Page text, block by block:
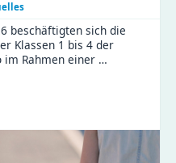
beschäftigten sich die
Klassen 1 bis 4 der
im Rahmen einer …